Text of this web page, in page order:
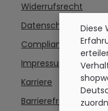
Widerrufsrecht
Datenschutz
Compliance
Impressum
Karriere
Diese